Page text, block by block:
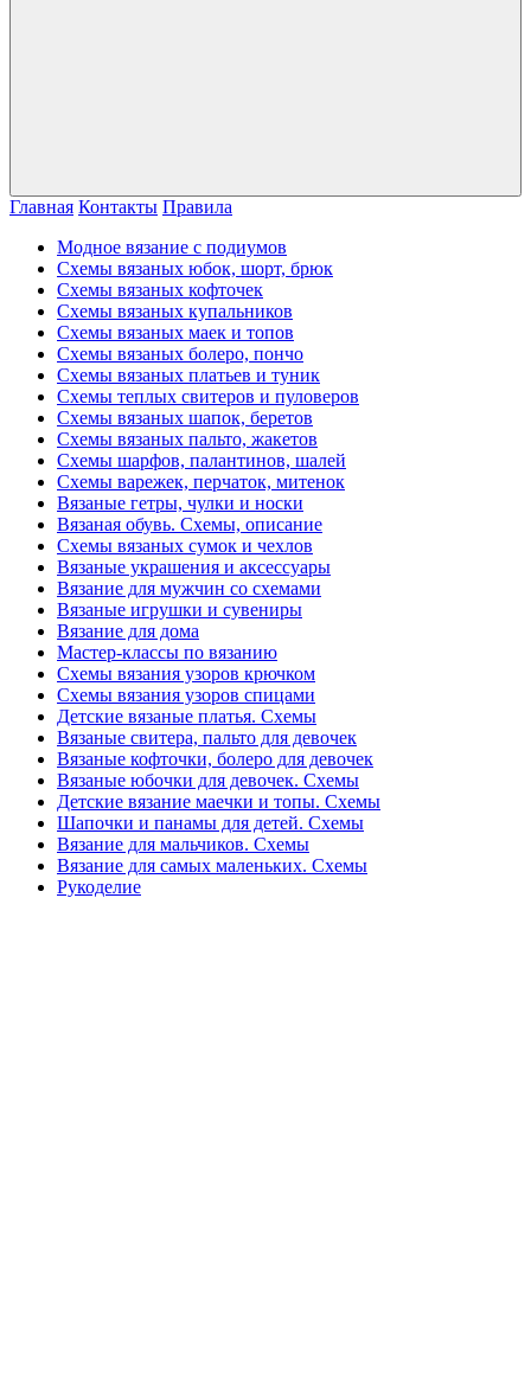
Главная Контакты Правила
Модное вязание с подиумов
Схемы вязаных юбок, шорт, брюк
Схемы вязаных кофточек
Схемы вязаных купальников
Схемы вязаных маек и топов
Схемы вязаных болеро, пончо
Схемы вязаных платьев и туник
Схемы теплых свитеров и пуловеров
Схемы вязаных шапок, беретов
Схемы вязаных пальто, жакетов
Схемы шарфов, палантинов, шалей
Схемы варежек, перчаток, митенок
Вязаные гетры, чулки и носки
Вязаная обувь. Схемы, описание
Схемы вязаных сумок и чехлов
Вязаные украшения и аксессуары
Вязание для мужчин со схемами
Вязаные игрушки и сувениры
Вязание для дома
Мастер-классы по вязанию
Схемы вязания узоров крючком
Схемы вязания узоров спицами
Детские вязаные платья. Схемы
Вязаные свитера, пальто для девочек
Вязаные кофточки, болеро для девочек
Вязаные юбочки для девочек. Схемы
Детские вязание маечки и топы. Схемы
Шапочки и панамы для детей. Схемы
Вязание для мальчиков. Схемы
Вязание для самых маленьких. Схемы
Рукоделие